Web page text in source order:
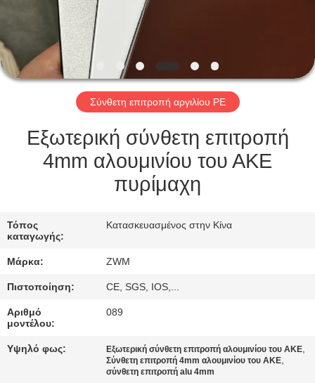
ΈΛΕΓΧΟΣ
ΠΟΙΌΤΗΤΑΣ
ΕΠΙΚΟΙΝΩΝΉΣΤΕ
ΜΑΖΊ
ΥΠΟΘΈΣΕΙΣ
ΖΗΤΉΣΤΕ
ΜΙΑ
Σύνθετη επιτροπή αργιλίου PE
Εξωτερική σύνθετη επιτροπή
4mm αλουμινίου του ΑΚΕ
πυρίμαχη
Τόπος
καταγωγής:
Κατασκευασμένος στην Κίνα
Μάρκα: ZWM
Πιστοποίηση: CE, SGS, IOS,...
Αριθμό
μοντέλου:
089
Υψηλό φως: Εξωτερική σύνθετη επιτροπή αλουμινίου του ΑΚΕ,
Σύνθετη επιτροπή 4mm αλουμινίου του ΑΚΕ,
σύνθετη επιτροπή alu 4mm